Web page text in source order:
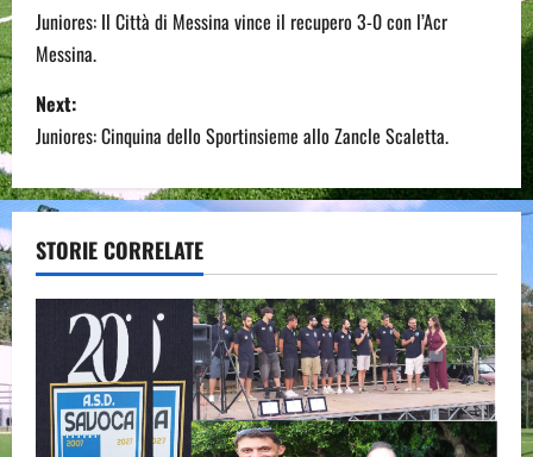
o
s
t
n
a
v
g
a
Juniores: Il Città di Messina vince il recupero 3-0 con l’Acr
Messina.
Next:
Juniores: Cinquina dello Sportinsieme allo Zancle Scaletta.
STORIE CORRELATE